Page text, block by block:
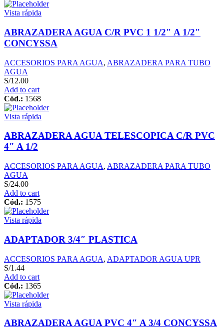
Vista rápida
ABRAZADERA AGUA C/R PVC 1 1/2″ A 1/2″
CONCYSSA
ACCESORIOS PARA AGUA, ABRAZADERA PARA TUBO
AGUA
S/12.00
Add to cart
Cód.: 1568
Vista rápida
ABRAZADERA AGUA TELESCOPICA C/R PVC
4″ A 1/2
ACCESORIOS PARA AGUA, ABRAZADERA PARA TUBO
AGUA
S/24.00
Add to cart
Cód.: 1575
Vista rápida
ADAPTADOR 3/4″ PLASTICA
ACCESORIOS PARA AGUA, ADAPTADOR AGUA UPR
S/1.44
Add to cart
Cód.: 1365
Vista rápida
ABRAZADERA AGUA PVC 4″ A 3/4 CONCYSSA